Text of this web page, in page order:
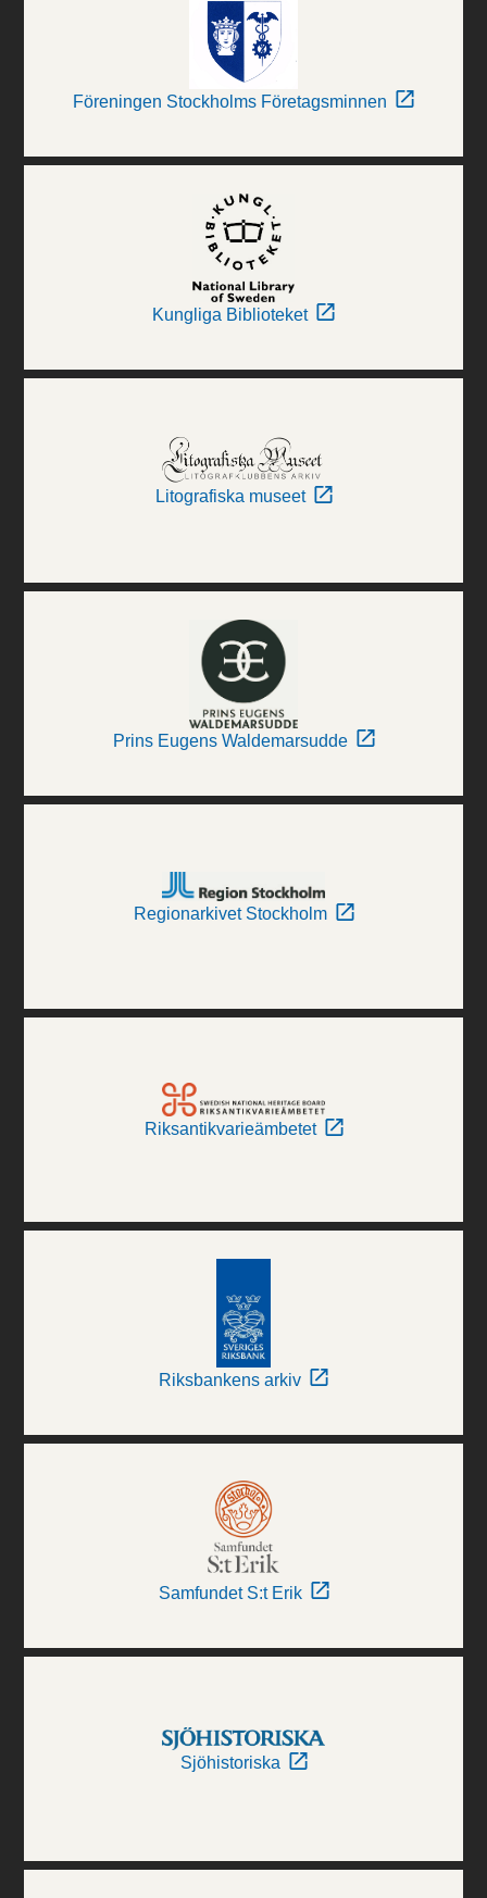
Föreningen Stockholms Företagsminnen
Kungliga Biblioteket
Litografiska museet
Prins Eugens Waldemarsudde
Regionarkivet Stockholm
Riksantikvarieämbetet
Riksbankens arkiv
Samfundet S:t Erik
Sjöhistoriska